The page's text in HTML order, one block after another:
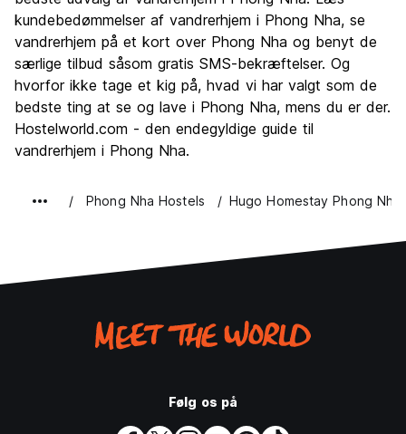
kundebedømmelser af vandrerhjem i Phong Nha, se
vandrerhjem på et kort over Phong Nha og benyt de
særlige tilbud såsom gratis SMS-bekræftelser. Og
hvorfor ikke tage et kig på, hvad vi har valgt som de
bedste ting at se og lave i Phong Nha, mens du er der.
Hostelworld.com - den endegyldige guide til
vandrerhjem i Phong Nha.
Phong Nha Hostels Hugo Homestay Phong Nha
Følg os på